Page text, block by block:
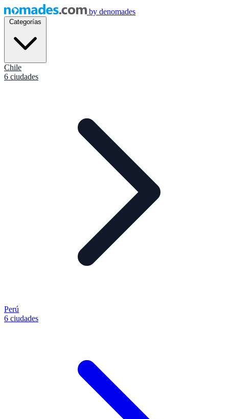
by denomades
Chile
6 ciudades
Perú
6 ciudades